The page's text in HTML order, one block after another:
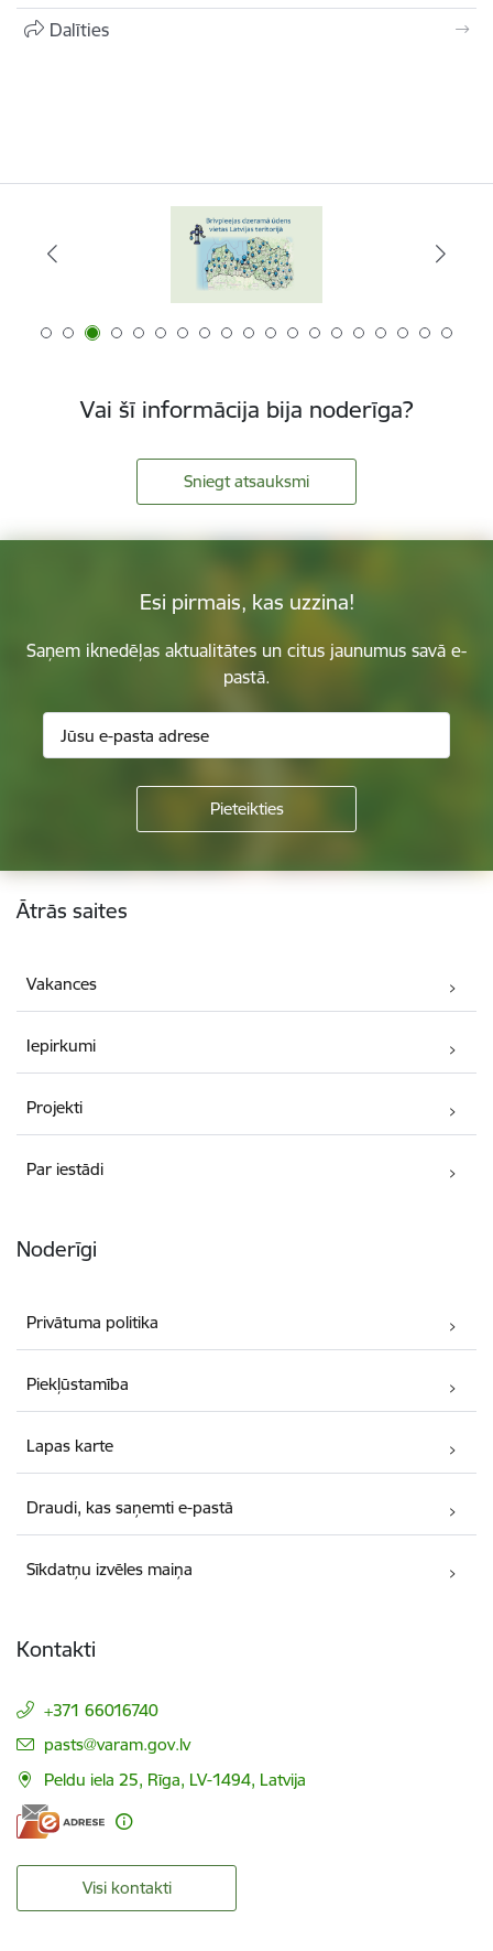
Dalīties
Vai šī informācija bija noderīga?
Sniegt atsauksmi
Esi pirmais, kas uzzina!
Saņem iknedēļas aktualitātes un citus jaunumus savā e-
pastā.
Kājene
Ātrās saites
Vakances
Iepirkumi
Projekti
Par iestādi
Noderīgi
Privātuma politika
Piekļūstamība
Lapas karte
Draudi, kas saņemti e-pastā
Sīkdatņu izvēles maiņa
Kontakti
+371 66016740
E-pasts:
pasts@varam.gov.lv
Peldu iela 25, Rīga, LV-1494, Latvija
Visi kontakti